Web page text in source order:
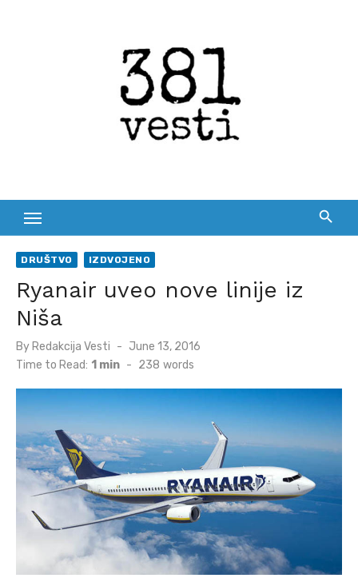
DRUŠTVO IZDVOJENO
Ryanair uveo nove linije iz
Niša
By Redakcija Vesti
Posted
on
June 13, 2016
Time to Read: 1 min - 238 words